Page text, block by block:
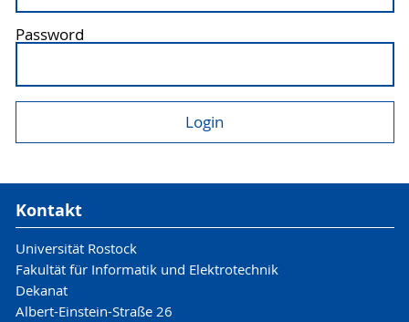
Password
Kontakt
Universität Rostock
Fakultät für Informatik und Elektrotechnik
Dekanat
Albert-Einstein-Straße 26